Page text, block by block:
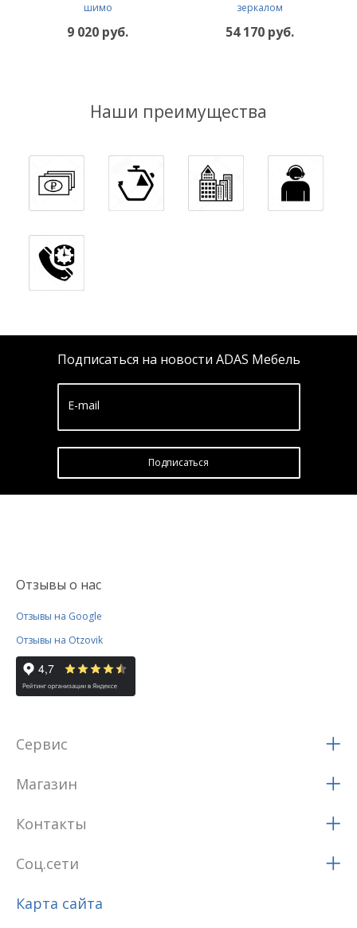
шимо
9 020 руб.
зеркалом
54 170 руб.
Наши преимущества
Подписаться на новости ADAS Мебель
E-mail
Подписатьcя
Отзывы о нас
Отзывы на Google
Отзывы на Otzovik
Сервис
Магазин
Контакты
Соц.сети
Карта сайта